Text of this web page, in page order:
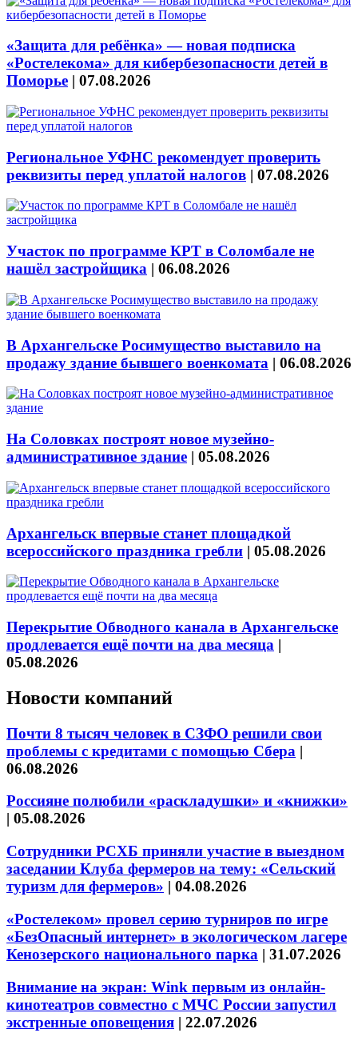
«Защита для ребёнка» — новая подписка
«Ростелекома» для кибербезопасности детей в
Поморье | 07.08.2026
Региональное УФНС рекомендует проверить
реквизиты перед уплатой налогов | 07.08.2026
Участок по программе КРТ в Соломбале не
нашёл застройщика | 06.08.2026
В Архангельске Росимущество выставило на
продажу здание бывшего военкомата | 06.08.2026
На Соловках построят новое музейно-
административное здание | 05.08.2026
Архангельск впервые станет площадкой
всероссийского праздника гребли | 05.08.2026
Перекрытие Обводного канала в Архангельске
продлевается ещё почти на два месяца |
05.08.2026
Новости компаний
Почти 8 тысяч человек в СЗФО решили свои
проблемы с кредитами с помощью Сбера |
06.08.2026
Россияне полюбили «раскладушки» и «книжки»
| 05.08.2026
Сотрудники РСХБ приняли участие в выездном
заседании Клуба фермеров на тему: «Сельский
туризм для фермеров» | 04.08.2026
«Ростелеком» провел серию турниров по игре
«БезОпасный интернет» в экологическом лагере
Кенозерского национального парка | 31.07.2026
Внимание на экран: Wink первым из онлайн-
кинотеатров совместно с МЧС России запустил
экстренные оповещения | 22.07.2026